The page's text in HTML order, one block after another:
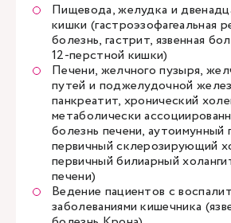
Пищевода, желудка и
кишки (гастроэзофагеальная
болезнь, гастрит, язвенная
12-перстной кишки)
Печени, желчного пузыря,
путей и поджелудочной
панкреатит, хронический
метаболически
болезнь печени, аутоимунный
первичный склерозирующий
первичный билиарный
печени)
Ведение пациентов с
заболеваниями кишечника